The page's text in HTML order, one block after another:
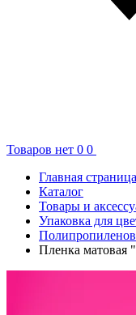
Товаров нет 0 0
Главная страница
Каталог
Товары и
Упаковка для
Пленка матовая